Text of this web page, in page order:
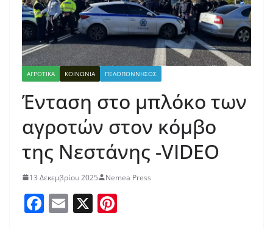
ΑΓΡΟΤΙΚΑ ΚΟΙΝΩΝΙΑ ΠΕΛΟΠΟΝΝΗΣΟΣ
Ένταση στο μπλόκο των
αγροτών στον κόμβο
της Νεστάνης -VIDEO
13 Δεκεμβρίου 2025 Nemea Press
F
a
E X